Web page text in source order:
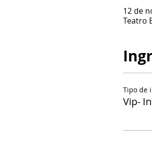
12 de
Teatro
Tipo de
Vip-